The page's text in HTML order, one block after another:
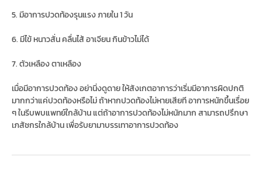
5. มีอาการปวดท้องรุนแรง ภายใน 1 วัน
6. มีไข้ หนาวสั่น คลื่นไส้ อาเจียน กินข้าวไม่ได้
7. ตัวเหลือง ตาเหลือง
เมื่อมีอาการปวดท้อง อย่านิ่งดูดาย ให้สังเกตอาการว่าเริ่มมีอาการผิดปกติ
มากกว่าแค่ปวดท้องหรือไม่ ถ้าหากปวดท้องไม่หายเสียที อาการหนักขึ้นเรื่อย
ๆ ในรีบพบแพทย์ใกล้บ้าน แต่ถ้าอาการปวดท้องไม่หนักมาก สามารถปรึกษา
เภสัชกรใกล้บ้าน เพื่อรับยามาบรรเทาอาการปวดท้อง